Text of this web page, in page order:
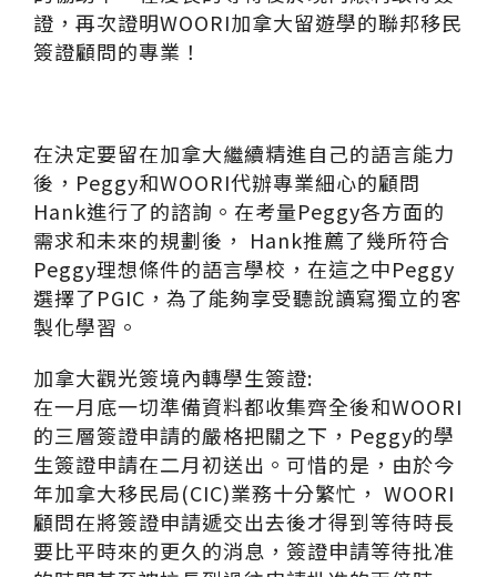
證，再次證明WOORI加拿大留遊學的聯邦移民
簽證顧問的專業！
在決定要留在加拿大繼續精進自己的語言能力
後，Peggy和WOORI代辦專業細心的顧問
Hank進行了的諮詢。在考量Peggy各方面的
需求和未來的規劃後， Hank推薦了幾所符合
Peggy理想條件的語言學校，在這之中Peggy
選擇了PGIC，為了能夠享受聽說讀寫獨立的客
製化學習。
加拿大觀光簽境內轉學生簽證:
在一月底一切準備資料都收集齊全後和WOORI
的三層簽證申請的嚴格把關之下，Peggy的學
生簽證申請在二月初送出。可惜的是，由於今
年加拿大移民局(CIC)業務十分繁忙， WOORI
顧問在將簽證申請遞交出去後才得到等待時長
要比平時來的更久的消息，簽證申請等待批准